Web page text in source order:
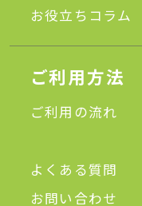
お役立ちコラム
ご利用方法
ご利用の流れ
よくある質問
お問い合わせ